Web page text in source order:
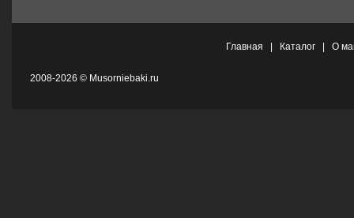
Главная Каталог| О
2008-2026 © Musorniebaki.ru